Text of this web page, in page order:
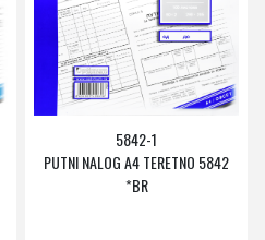
5842-1
PUTNI NALOG A4 TERETNO 5842
*BR